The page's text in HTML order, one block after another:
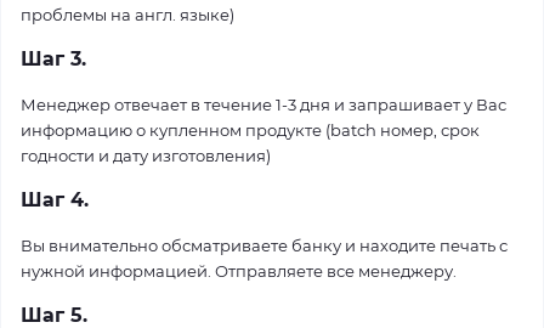
проблемы на англ. языке)
Шаг 3.
Менеджер отвечает в течение 1-3 дня и запрашивает у Вас
информацию о купленном продукте (batch номер, срок
годности и дату изготовления)
Шаг 4.
Вы внимательно обсматриваете банку и находите печать с
нужной информацией. Отправляете все менеджеру.
Шаг 5.